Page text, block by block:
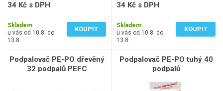
34 Kč s DPH
Skladem
u vás od 10.8. do
13.8.
KOUPIT
34 Kč s DPH
Skladem
u vás od 10.8. do
13.8.
KOUPIT
Podpalovač PE-PO dřevěný
32 podpalů PEFC
Podpalovač PE-PO tuhý 40
podpalů